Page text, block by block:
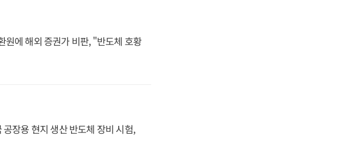
원에 해외 증권가 비판, "반도체 호황
장용 현지 생산 반도체 장비 시험,